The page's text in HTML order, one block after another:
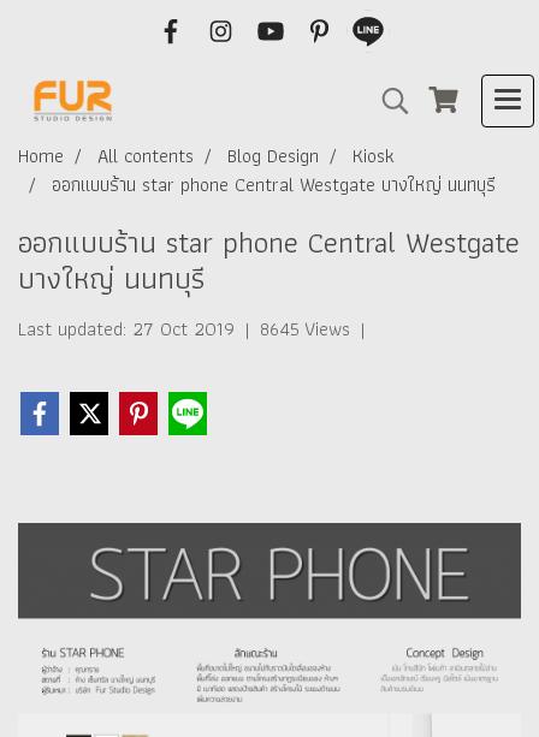
Home All contents Blog Design
Kiosk
ออกแบบร้าน star phone Central Westgate บางใหญ่ นนทบุรี
ออกแบบร้าน star phone Central Westgate
บางใหญ่ นนทบุรี
Last updated: 27 Oct 2019 | 8645 Views |